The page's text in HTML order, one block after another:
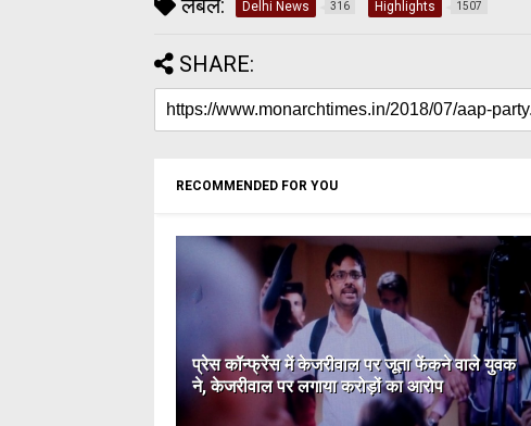
लेबल: Delhi News 316 Highlights 1507
SHARE:
RECOMMENDED FOR YOU
प्रेस कॉन्फ्रेंस में केजरीवाल पर जूता फेंकने वाले युवक
ने, केजरीवाल पर लगाया करोड़ों का आरोप